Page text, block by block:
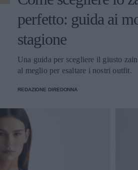
perfetto: guida ai
stagione
Una guida per scegliere il giusto
al meglio per esaltare i nostri outfit.
REDAZIONE DIREDONNA